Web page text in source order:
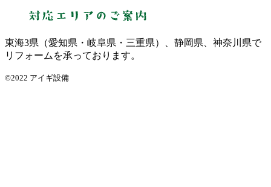
東海3県（愛知県・岐阜県・三重県）、静岡県、神奈川県で
リフォームを承っております。
©2022 アイギ設備